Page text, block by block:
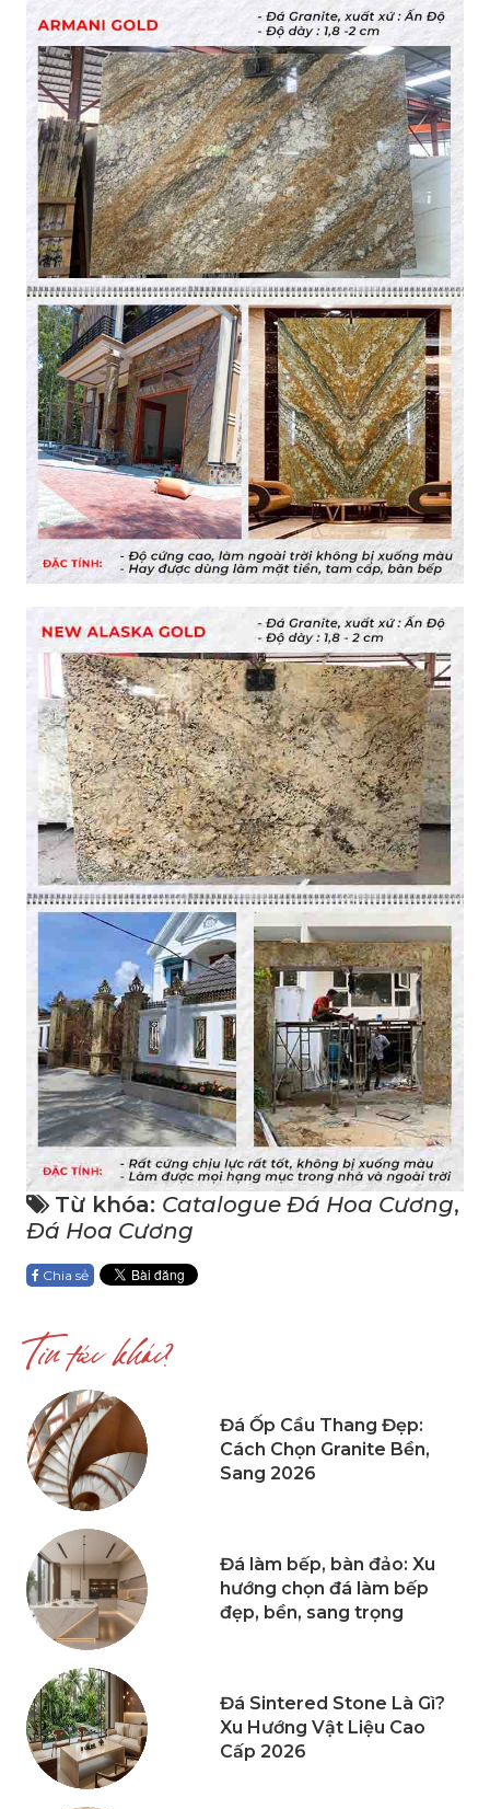
Từ khóa: Catalogue Đá Hoa Cương,
Đá Hoa Cương
Chia sẻ
Tin tức khác?
Đá Ốp Cầu Thang Đẹp:
Cách Chọn Granite Bền,
Sang 2026
Đá làm bếp, bàn đảo: Xu
hướng chọn đá làm bếp
đẹp, bền, sang trọng
Đá Sintered Stone Là Gì?
Xu Hướng Vật Liệu Cao
Cấp 2026